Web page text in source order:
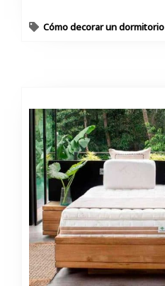
Cómo decorar un dormitorio